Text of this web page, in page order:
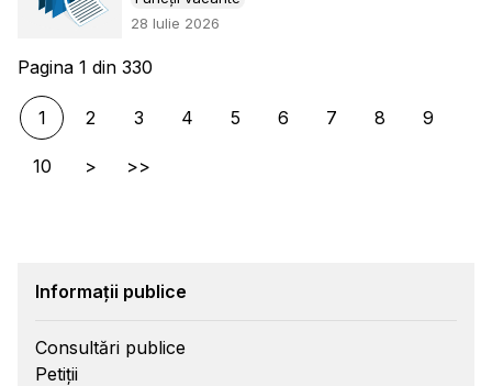
28 Iulie 2026
Pagina 1 din 330
1 2 3 4 5 6 7 8 9
10 > >>
Informații publice
Consultări publice
Petiții